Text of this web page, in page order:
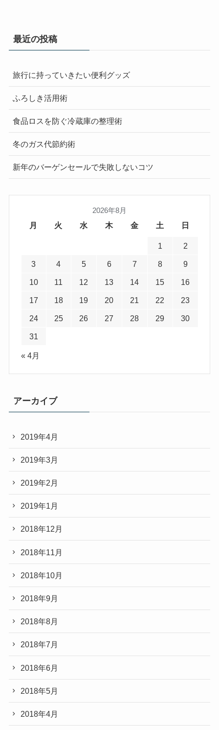
最近の投稿
旅行に持っていきたい便利グッズ
ふろしき活用術
食品ロスを防ぐ冷蔵庫の整理術
冬のガス代節約術
新年のバーゲンセールで失敗しないコツ
2026年8月
月 火 水 木 金 土 日
1 2
3 4 5 6 7 8 9
10 11 12 13 14 15 16
17 18 19 20 21 22 23
24 25 26 27 28 29 30
31
« 4月
アーカイブ
2019年4月
2019年3月
2019年2月
2019年1月
2018年12月
2018年11月
2018年10月
2018年9月
2018年8月
2018年7月
2018年6月
2018年5月
2018年4月